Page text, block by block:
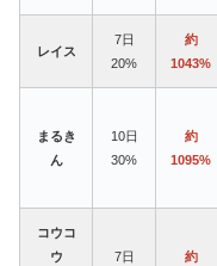
レイス
7日
20%
約
1043%
まるき
ん
10日
30%
約
1095%
コウコ
ウ
7日
約